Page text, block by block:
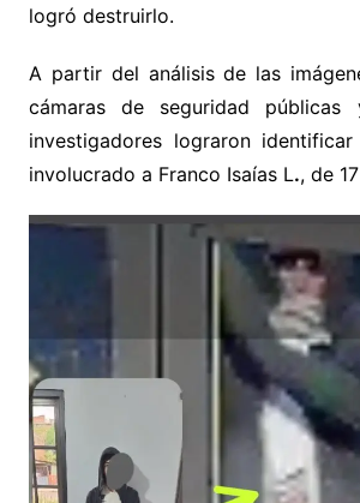
logró destruirlo.
A partir del análisis de las
cámaras de seguridad
investigadores lograron
involucrado a Franco Isaías L., de